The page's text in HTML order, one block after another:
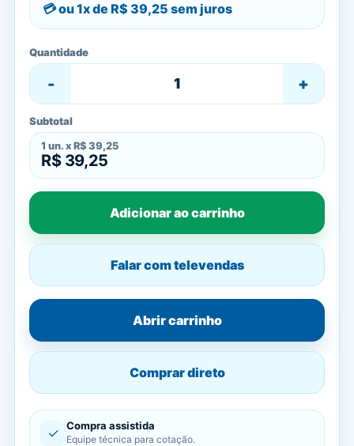
ou 1x de R$ 39,25 sem juros
Quantidade
- +
Subtotal
1 un. x R$ 39,25
R$ 39,25
Adicionar ao carrinho
Falar com televendas
Abrir carrinho
Comprar direto
✓ Compra assistida
Equipe técnica para cotação.